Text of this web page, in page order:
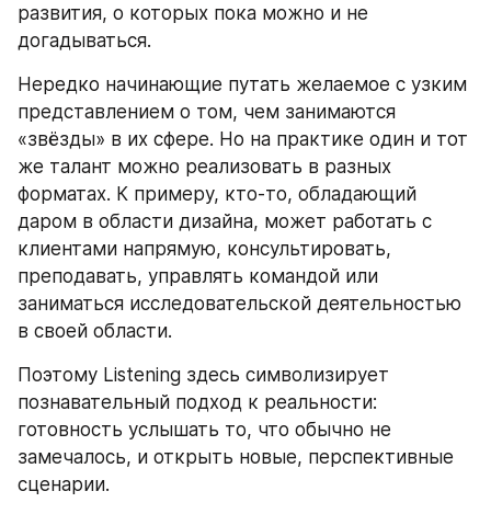
развития, о которых пока можно и не
догадываться.
Нередко начинающие путать желаемое с узким
представлением о том, чем занимаются
«звёзды» в их сфере. Но на практике один и тот
же талант можно реализовать в разных
форматах. К примеру, кто-то, обладающий
даром в области дизайна, может работать с
клиентами напрямую, консультировать,
преподавать, управлять командой или
заниматься исследовательской деятельностью
в своей области.
Поэтому Listening здесь символизирует
познавательный подход к реальности:
готовность услышать то, что обычно не
замечалось, и открыть новые, перспективные
сценарии.